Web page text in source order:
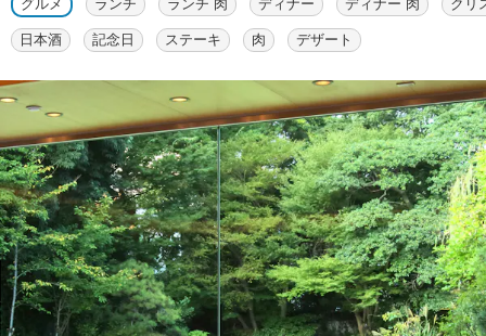
グルメ ランチ ランチ 肉 ディナー ディナー 肉 クリ
日本酒 記念日 ステーキ 肉 デザート